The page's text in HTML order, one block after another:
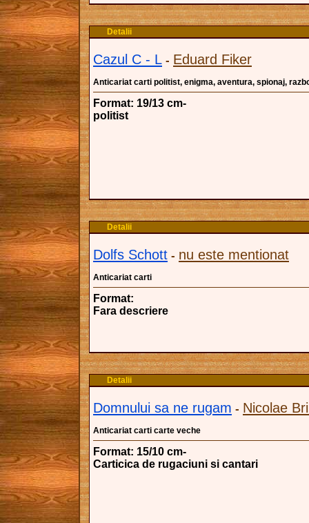
Detalii
Cazul C - L - Eduard Fiker
Anticariat carti politist, enigma, aventura, spionaj,
Format: 19/13 cm-
politist
Detalii
Dolfs Schott - nu este mentionat
Anticariat carti
Format:
Fara descriere
Detalii
Domnului sa ne rugam - Nicolae
Anticariat carti carte veche
Format: 15/10 cm-
Carticica de rugaciuni si cantari